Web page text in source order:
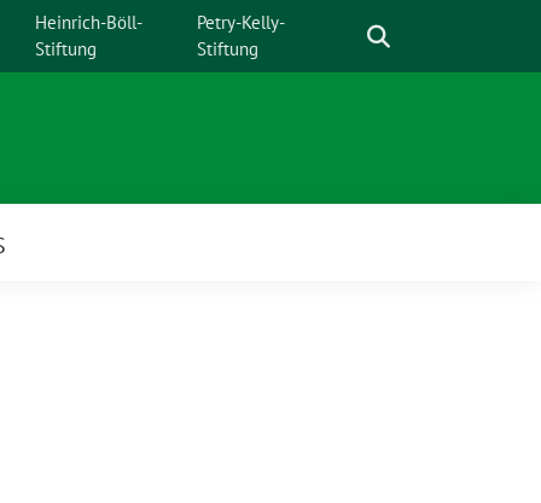
Heinrich-Böll-
Stiftung
Petry-Kelly-
Stiftung